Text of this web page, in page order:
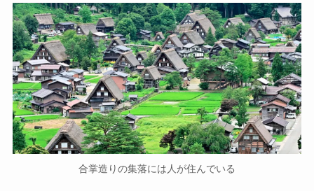
合掌造りの集落には人が住んでいる